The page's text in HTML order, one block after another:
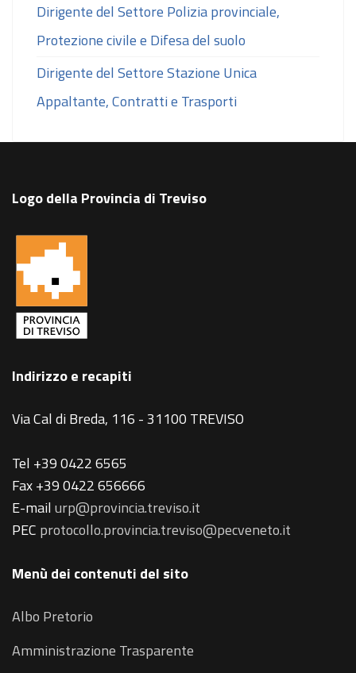
Dirigente del Settore Polizia provinciale,
Protezione civile e Difesa del suolo
Dirigente del Settore Stazione Unica
Appaltante, Contratti e Trasporti
Logo della Provincia di Treviso
Indirizzo e recapiti
Via Cal di Breda, 116 - 31100 TREVISO
Tel +39 0422 6565
Fax +39 0422 656666
E-mailurp@provincia.treviso.it
PEC protocollo.provincia.treviso@pecveneto.it
Menù dei contenuti del sito
Albo Pretorio
Amministrazione Trasparente